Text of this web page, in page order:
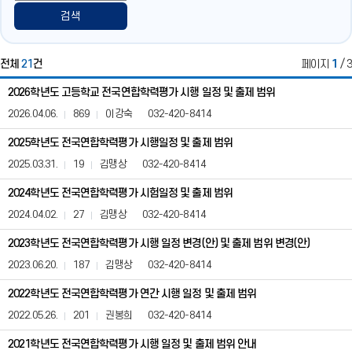
검색
전체21 건 페이지 1 / 3
전
국
연
합
학
평
시
험
일
정
출
제
범
위
전
2026학년도 고등학교 전국연합학력평가 시행 일정 및 출제 범위
2026.04.06. 869 이강숙 032-420-8414
2025학년도 전국연합학력평가 시행일정 및 출제 범위
2025.03.31. 19 김맹상 032-420-8414
2024학년도 전국연합학력평가 시험일정 및 출제 범위
2024.04.02. 27 김맹상 032-420-8414
2023학년도 전국연합학력평가 시행 일정 변경(안) 및 출제 범위 변경(안)
2023.06.20. 187 김맹상 032-420-8414
2022학년도 전국연합학력평가 연간 시행 일정 및 출제 범위
2022.05.26. 201 권봉희 032-420-8414
2021학년도 전국연합학력평가 시행 일정 및 출제 범위 안내